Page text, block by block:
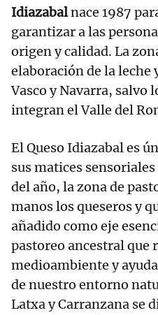
Idiazabalnace 1987
garantizar a las
origen y calidad. La
elaboración de la leche
Vasco y Navarra, salvo
integran el Valle del
El Queso Idiazabal es
sus matices
del año, la zona de
manos los queseros y
añadido como eje
pastoreo ancestral que
medioambiente y
de nuestro entorno
Latxa y Carranzana se